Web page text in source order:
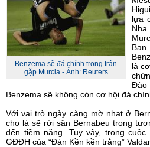
Benzema sẽ đá chính trong trận
gặp Murcia - Ảnh: Reuters
lựa
là
Đào
Benzema sẽ không còn cơ hội đá
Với vai trò ngày càng mờ nhạt ở
cho là sẽ rời sân Bernabeu trong
đến tiềm năng. Tuy vậy, trong
GĐĐH của “Đàn Kền kền trắng”